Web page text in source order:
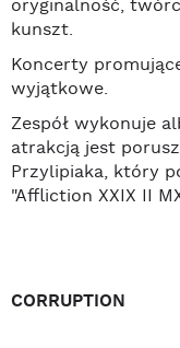
oryginalność,
kunszt.
Koncerty
wyjątkowe.
Zespół wykonuje
atrakcją jest
Przylipiaka, który
"Affliction XXIX II
CORRUPTION